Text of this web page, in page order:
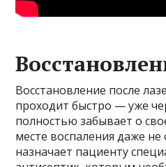
Восстановление после
проходит быстро — уже
полностью забывает о
месте воспаления даже не
назначает пациенту